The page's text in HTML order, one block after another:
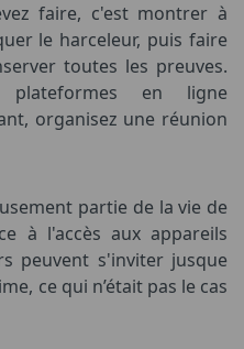
faire, c'est montrer à
le harceleur, puis faire
toutes les preuves.
plateformes en ligne
organisez une réunion
partie de la vie de
à l'accès aux appareils
peuvent s'inviter jusque
ce qui n’était pas le cas